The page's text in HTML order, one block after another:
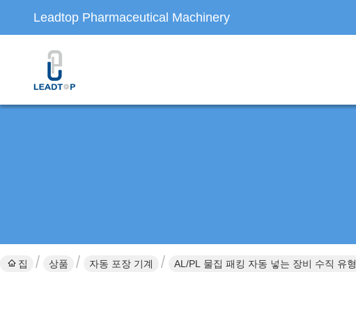
Leadtop Pharmaceutical Machinery
집 상품 자동 포장 기계 AL/PL 물집 패킹 자동 넣는 장비 수직 유형